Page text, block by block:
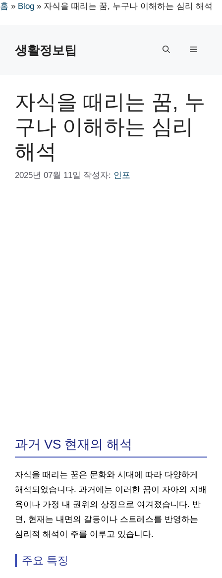
홈 » Blog » 자식을 때리는 꿈, 누구나 이해하는 심리 해석
생활정보팁 메
자식을 때리는 꿈, 누
구나 이해하는 심리
해석
2025년 07월 11일 작성자: 인포
과거 VS 현재의 해석
자식을 때리는 꿈은 문화와 시대에 따라 다양하게
해석되었습니다. 과거에는 이러한 꿈이 자아의 지배
욕이나 가정 내 권위의 상징으로 여겨졌습니다. 반
면, 현재는 내면의 갈등이나 스트레스를 반영하는
심리적 해석이 주를 이루고 있습니다.
주요 특징